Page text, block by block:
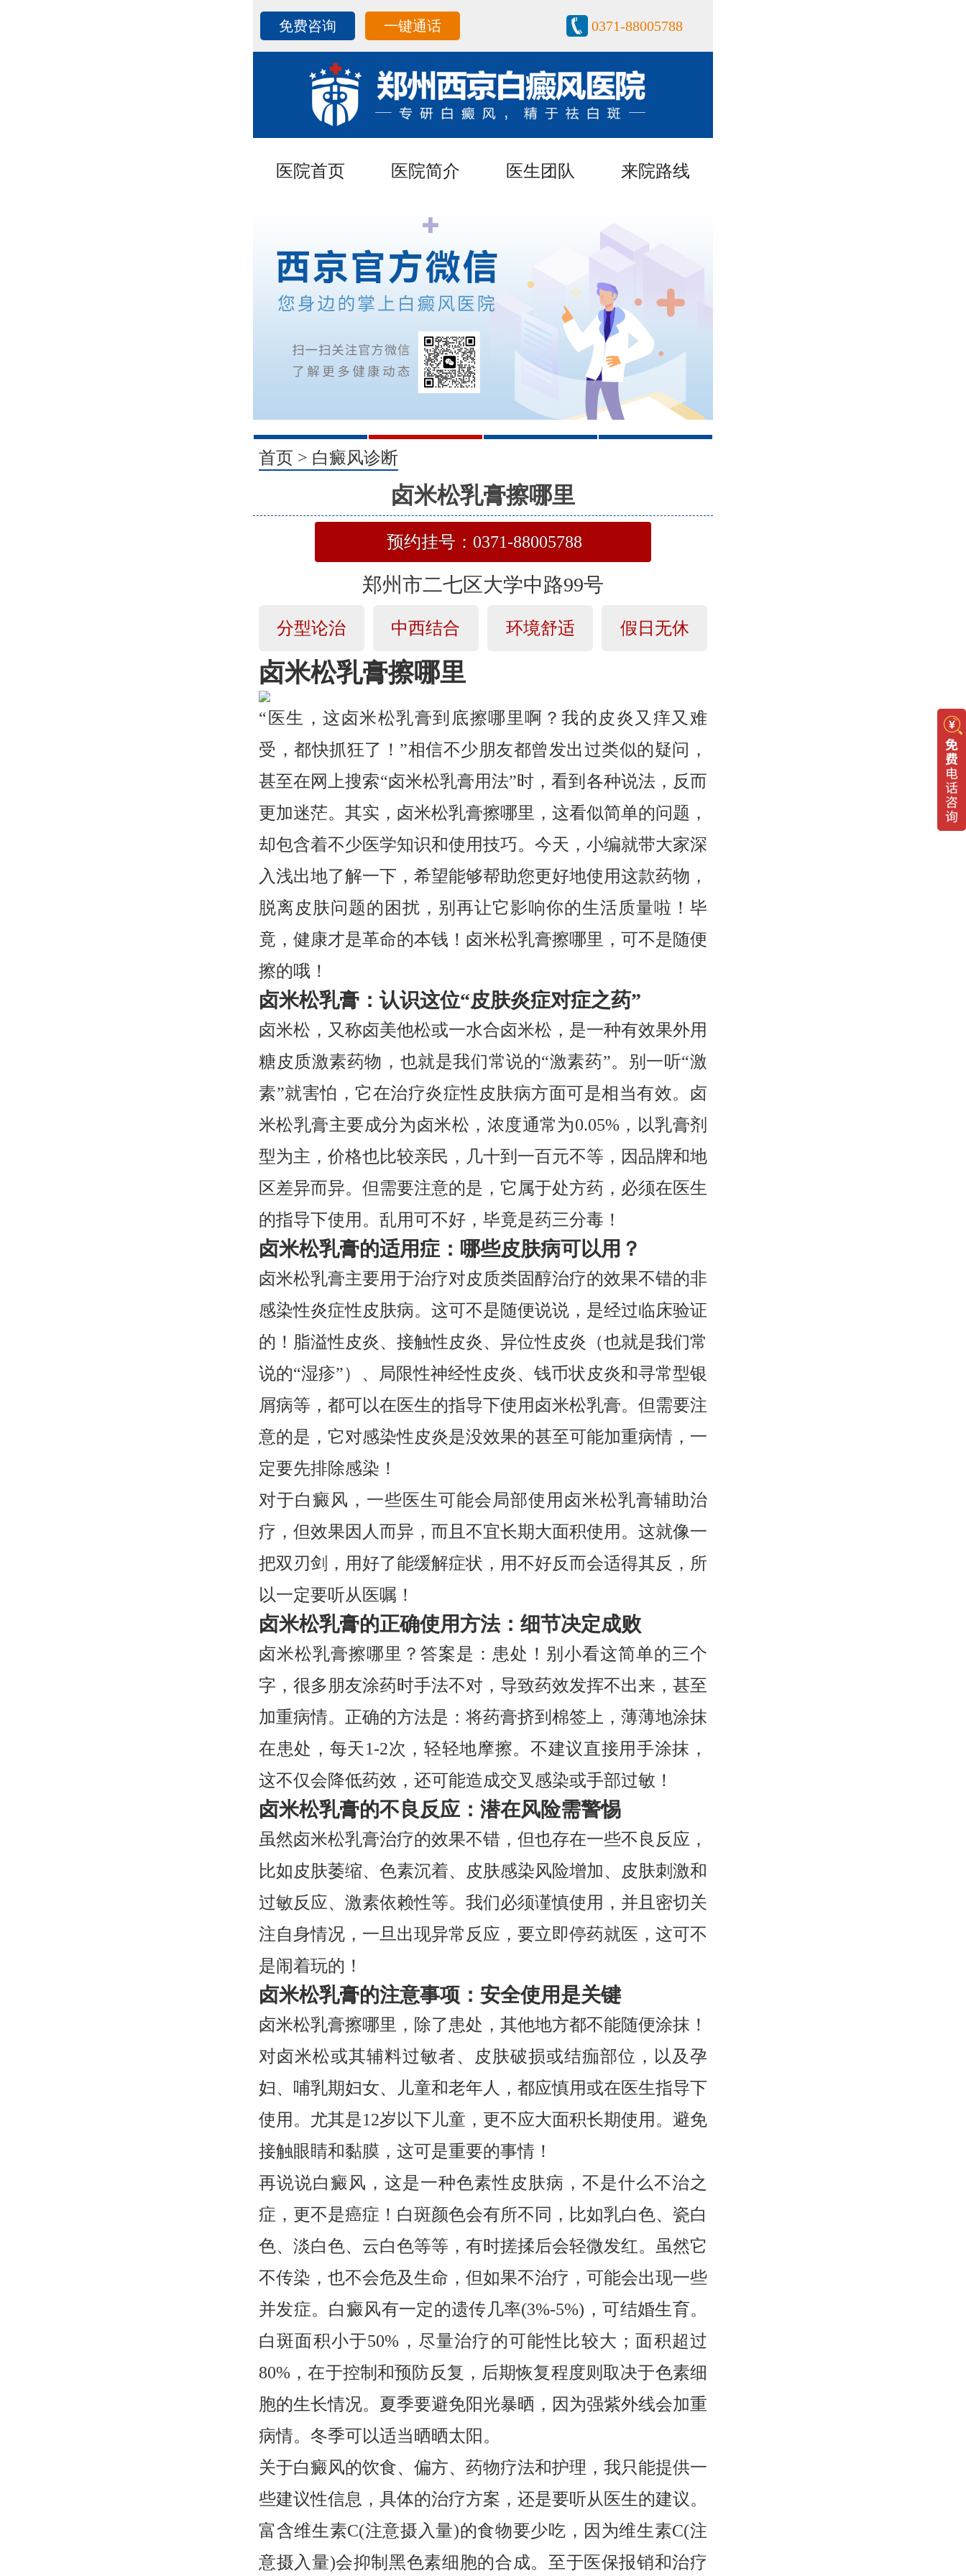
免费咨询 一键通话 0371-88005788
医院首页 医院简介 医生团队 来院路线
1 2 3 4
首页 > 白癜风诊断
卤米松乳膏擦哪里
预约挂号：0371-88005788
郑州市二七区大学中路99号
分型论治 中西结合 环境舒适 假日无休
卤米松乳膏擦哪里
“医生，这卤米松乳膏到底擦哪里啊？我的皮炎又痒又难
受，都快抓狂了！”相信不少朋友都曾发出过类似的疑问，
甚至在网上搜索“卤米松乳膏用法”时，看到各种说法，反而
更加迷茫。其实，卤米松乳膏擦哪里，这看似简单的问题，
却包含着不少医学知识和使用技巧。今天，小编就带大家深
入浅出地了解一下，希望能够帮助您更好地使用这款药物，
脱离皮肤问题的困扰，别再让它影响你的生活质量啦！毕
竟，健康才是革命的本钱！卤米松乳膏擦哪里，可不是随便
擦的哦！
卤米松乳膏：认识这位“皮肤炎症对症之药”
卤米松，又称卤美他松或一水合卤米松，是一种有效果外用
糖皮质激素药物，也就是我们常说的“激素药”。别一听“激
素”就害怕，它在治疗炎症性皮肤病方面可是相当有效。卤
米松乳膏主要成分为卤米松，浓度通常为0.05%，以乳膏剂
型为主，价格也比较亲民，几十到一百元不等，因品牌和地
区差异而异。但需要注意的是，它属于处方药，必须在医生
的指导下使用。乱用可不好，毕竟是药三分毒！
卤米松乳膏的适用症：哪些皮肤病可以用？
卤米松乳膏主要用于治疗对皮质类固醇治疗的效果不错的非
感染性炎症性皮肤病。这可不是随便说说，是经过临床验证
的！脂溢性皮炎、接触性皮炎、异位性皮炎（也就是我们常
说的“湿疹”）、局限性神经性皮炎、钱币状皮炎和寻常型银
屑病等，都可以在医生的指导下使用卤米松乳膏。但需要注
意的是，它对感染性皮炎是没效果的甚至可能加重病情，一
定要先排除感染！
对于白癜风，一些医生可能会局部使用卤米松乳膏辅助治
疗，但效果因人而异，而且不宜长期大面积使用。这就像一
把双刃剑，用好了能缓解症状，用不好反而会适得其反，所
以一定要听从医嘱！
卤米松乳膏的正确使用方法：细节决定成败
卤米松乳膏擦哪里？答案是：患处！别小看这简单的三个
字，很多朋友涂药时手法不对，导致药效发挥不出来，甚至
加重病情。正确的方法是：将药膏挤到棉签上，薄薄地涂抹
在患处，每天1-2次，轻轻地摩擦。不建议直接用手涂抹，
这不仅会降低药效，还可能造成交叉感染或手部过敏！
卤米松乳膏的不良反应：潜在风险需警惕
虽然卤米松乳膏治疗的效果不错，但也存在一些不良反应，
比如皮肤萎缩、色素沉着、皮肤感染风险增加、皮肤刺激和
过敏反应、激素依赖性等。我们必须谨慎使用，并且密切关
注自身情况，一旦出现异常反应，要立即停药就医，这可不
是闹着玩的！
卤米松乳膏的注意事项：安全使用是关键
卤米松乳膏擦哪里，除了患处，其他地方都不能随便涂抹！
对卤米松或其辅料过敏者、皮肤破损或结痂部位，以及孕
妇、哺乳期妇女、儿童和老年人，都应慎用或在医生指导下
使用。尤其是12岁以下儿童，更不应大面积长期使用。避免
接触眼睛和黏膜，这可是重要的事情！
再说说白癜风，这是一种色素性皮肤病，不是什么不治之
症，更不是癌症！白斑颜色会有所不同，比如乳白色、瓷白
色、淡白色、云白色等等，有时搓揉后会轻微发红。虽然它
不传染，也不会危及生命，但如果不治疗，可能会出现一些
并发症。白癜风有一定的遗传几率(3%-5%)，可结婚生育。
白斑面积小于50%，尽量治疗的可能性比较大；面积超过
80%，在于控制和预防反复，后期恢复程度则取决于色素细
胞的生长情况。夏季要避免阳光暴晒，因为强紫外线会加重
病情。冬季可以适当晒晒太阳。
关于白癜风的饮食、偏方、药物疗法和护理，我只能提供一
些建议性信息，具体的治疗方案，还是要听从医生的建议。
富含维生素C(注意摄入量)的食物要少吃，因为维生素C(注
意摄入量)会抑制黑色素细胞的合成。至于医保报销和治疗